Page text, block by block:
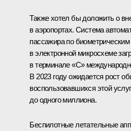
Также хотел бы доложить о
в аэропортах. Система
пассажира по
в электронной микросхеме
в терминале «С»
В 2023 году ожидается рост
воспользовавшихся этой
до одного миллиона.
Беспилотные летательные